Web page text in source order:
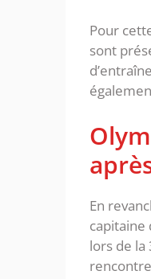
Pour
sont
En
capitaine
lors de la